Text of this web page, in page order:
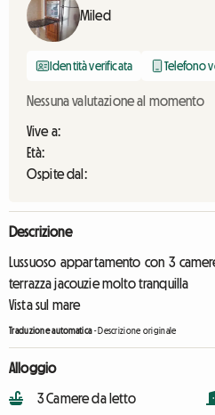
Miled
Identità verificata Telefono
Nessuna valutazione al momento
Vive a:
Età:
Ospite dal:
Descrizione
Lussuoso appartamento con 3
terrazza jacouzie molto tranquilla
Vista sul mare
Traduzione automatica-Descrizione originale
Alloggio
3 Camere da letto